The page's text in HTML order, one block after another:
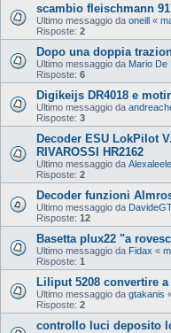
scambio fleischmann
Ultimo messaggio da oneill «
Risposte: 2
Dopo una doppia
Ultimo messaggio da Mario De
Risposte: 6
Digikeijs DR4018 e
Ultimo messaggio da
Risposte: 3
Decoder ESU LokPilot
RIVAROSSI HR2162
Ultimo messaggio da Alexaleele
Risposte: 2
Decoder funzioni
Ultimo messaggio da
Risposte: 12
Basetta plux22 "a
Ultimo messaggio da Fidax «
Risposte: 1
Liliput 5208 convertire a
Ultimo messaggio da gtakanis
Risposte: 2
controllo luci deposito